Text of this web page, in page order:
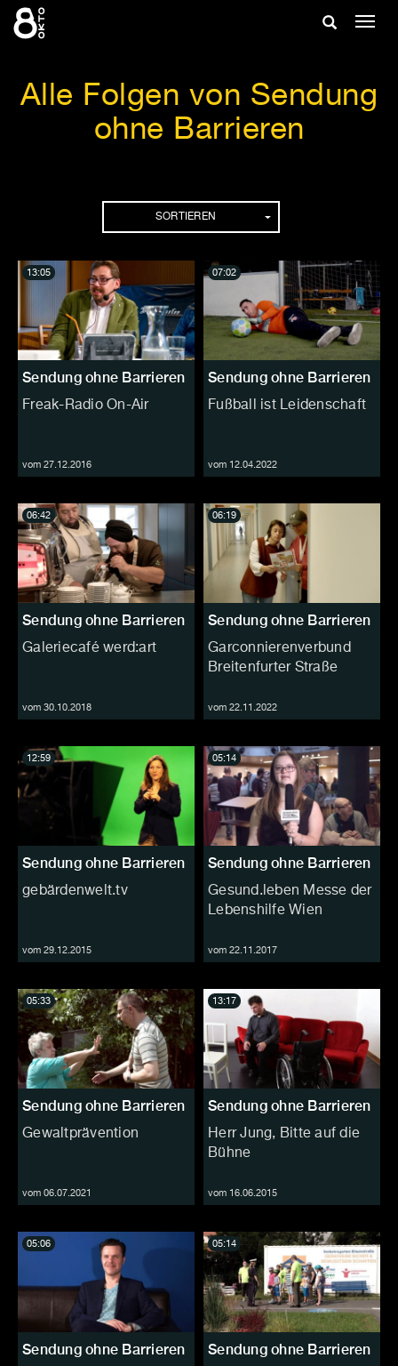
Zum
Inhalt
Suche
Alle Folgen von Sendung
ohne Barrieren
SORTIEREN
Sendung ohne Barrieren
Freak-Radio On-Air
vom 27.12.2016
13:05
Sendung ohne Barrieren
Fußball ist Leidenschaft
vom 12.04.2022
07:02
Sendung ohne Barrieren
Galeriecafé werd:art
vom 30.10.2018
06:42
Sendung ohne Barrieren
Garconnierenverbund
Breitenfurter Straße
vom 22.11.2022
06:19
Sendung ohne Barrieren
gebärdenwelt.tv
vom 29.12.2015
12:59
Sendung ohne Barrieren
Gesund.leben Messe der
Lebenshilfe Wien
vom 22.11.2017
05:14
Sendung ohne Barrieren
Gewaltprävention
vom 06.07.2021
05:33
Sendung ohne Barrieren
Herr Jung, Bitte auf die
Bühne
vom 16.06.2015
13:17
Sendung ohne Barrieren
05:06
Sendung ohne Barrieren
05:14